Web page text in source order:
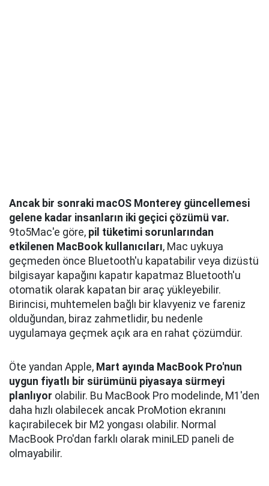
Ancak bir sonraki macOS Monterey güncellemesi
gelene kadar insanların iki geçici çözümü var.
9to5Mac'e göre, pil tüketimi sorunlarından
etkilenen MacBook kullanıcıları, Mac uykuya
geçmeden önce Bluetooth'u kapatabilir veya dizüstü
bilgisayar kapağını kapatır kapatmaz Bluetooth'u
otomatik olarak kapatan bir araç yükleyebilir.
Birincisi, muhtemelen bağlı bir klavyeniz ve fareniz
olduğundan, biraz zahmetlidir, bu nedenle
uygulamaya geçmek açık ara en rahat çözümdür.
Öte yandan Apple, Mart ayında MacBook Pro'nun
uygun fiyatlı bir sürümünü piyasaya sürmeyi
planlıyor olabilir. Bu MacBook Pro modelinde, M1'den
daha hızlı olabilecek ancak ProMotion ekranını
kaçırabilecek bir M2 yongası olabilir. Normal
MacBook Pro'dan farklı olarak miniLED paneli de
olmayabilir.